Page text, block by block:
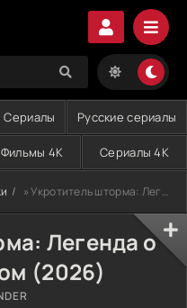
Сериалы Русские сериалы
Фильмы 4K Сериалы 4K
» Укротитель шторма: Легенда о молотоглавом (2026)
Легенда о
(2026)